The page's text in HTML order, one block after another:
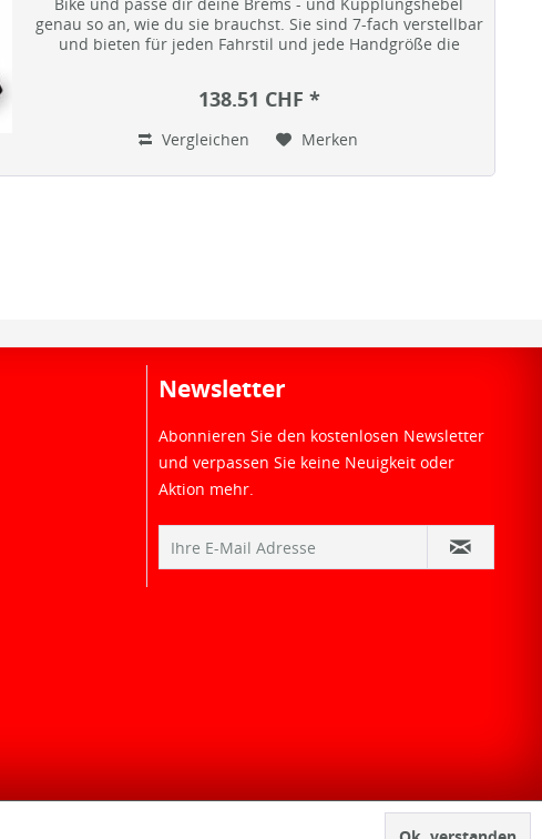
genau so an, wie du sie brauchst. Sie sind 7-fach verstellbar
und bieten für jeden Fahrstil und jede Handgröße die
138.51 CHF *
Vergleichen Merken
Newsletter
Abonnieren Sie den kostenlosen Newsletter
und verpassen Sie keine Neuigkeit oder
Aktion mehr.